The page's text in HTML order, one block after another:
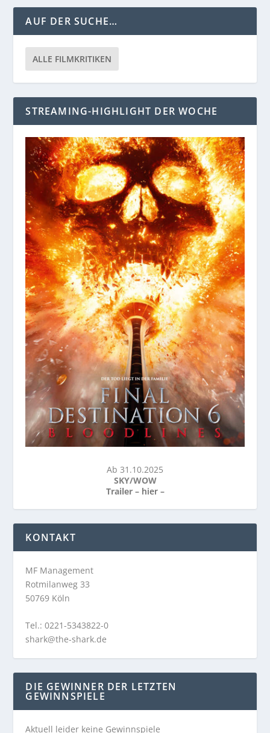
AUF DER SUCHE…
ALLE FILMKRITIKEN
STREAMING-HIGHLIGHT DER WOCHE
Ab 31.10.2025
SKY/WOW
Trailer – hier –
KONTAKT
MF Management
Rotmilanweg 33
50769 Köln
Tel.: 0221-5343822-0
shark@the-shark.de
DIE GEWINNER DER LETZTEN
GEWINNSPIELE
Aktuell leider keine Gewinnspiele